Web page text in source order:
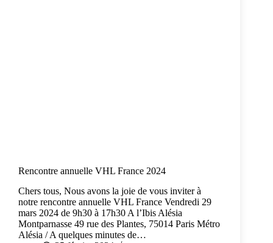
Rencontre annuelle VHL France 2024
Chers tous, Nous avons la joie de vous inviter à
notre rencontre annuelle VHL France Vendredi 29
mars 2024 de 9h30 à 17h30 A l’Ibis Alésia
Montparnasse 49 rue des Plantes, 75014 Paris Métro
Alésia / A quelques minutes de…